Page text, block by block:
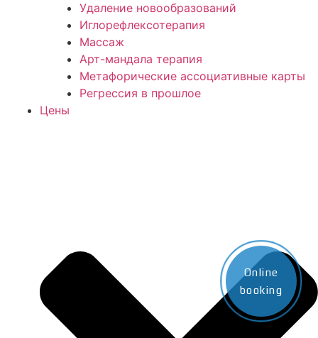
Удаление новообразований
Иглорефлексотерапия
Массаж
Арт-мандала терапия
Метафорические ассоциативные карты
Регрессия в прошлое
Цены
Online
booking